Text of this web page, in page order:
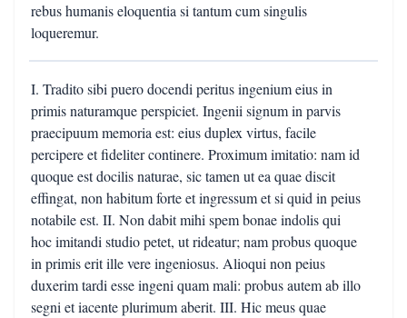
rebus humanis eloquentia si tantum cum singulis
loqueremur.
I. Tradito sibi puero docendi peritus ingenium eius in
primis naturamque perspiciet. Ingenii signum in parvis
praecipuum memoria est: eius duplex virtus, facile
percipere et fideliter continere. Proximum imitatio: nam id
quoque est docilis naturae, sic tamen ut ea quae discit
effingat, non habitum forte et ingressum et si quid in peius
notabile est. II. Non dabit mihi spem bonae indolis qui
hoc imitandi studio petet, ut rideatur; nam probus quoque
in primis erit ille vere ingeniosus. Alioqui non peius
duxerim tardi esse ingeni quam mali: probus autem ab illo
segni et iacente plurimum aberit. III. Hic meus quae